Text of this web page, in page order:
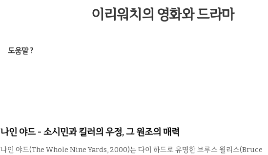
이리워치의 영화와 드라마
도움말 ?
나인 야드 - 소시민과 킬러의 우정, 그 원조의 매력
나인 야드(The Whole Nine Yards, 2000)는 다이 하드로 유명한 브루스 윌리스(Bruce